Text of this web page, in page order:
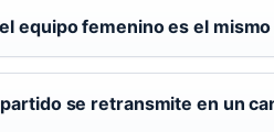
equipo femenino es el
se retransmite en un